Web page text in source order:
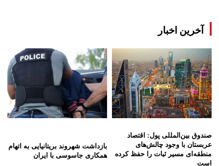
آخرین اخبار
صندوق بین‌المللی پول: اقتصاد
عربستان با وجود چالش‌های
منطقه‌ای مسیر ثبات را حفظ کرده
است
بازداشت شهروند بریتانیایی به اتهام
همکاری جاسوسی با ایران